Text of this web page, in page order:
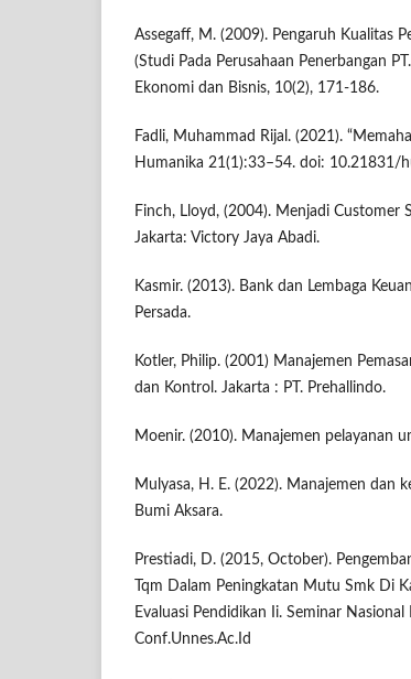
Assegaff, M. (2009). Pengaruh Kualitas
(Studi Pada Perusahaan Penerbangan
Ekonomi dan Bisnis, 10(2), 171-186.
Fadli, Muhammad Rijal. (2021).
Humanika 21(1):33–54. doi: 10.21831/
Finch, Lloyd, (2004). Menjadi Customer
Jakarta: Victory Jaya Abadi.
Kasmir. (2013). Bank dan Lembaga
Persada.
Kotler, Philip. (2001) Manajemen
dan Kontrol. Jakarta : PT. Prehallindo.
Moenir. (2010). Manajemen pelayanan
Mulyasa, H. E. (2022). Manajemen dan
Bumi Aksara.
Prestiadi, D. (2015, October).
Tqm Dalam Peningkatan Mutu Smk Di
Evaluasi Pendidikan Ii. Seminar
Conf.Unnes.Ac.Id